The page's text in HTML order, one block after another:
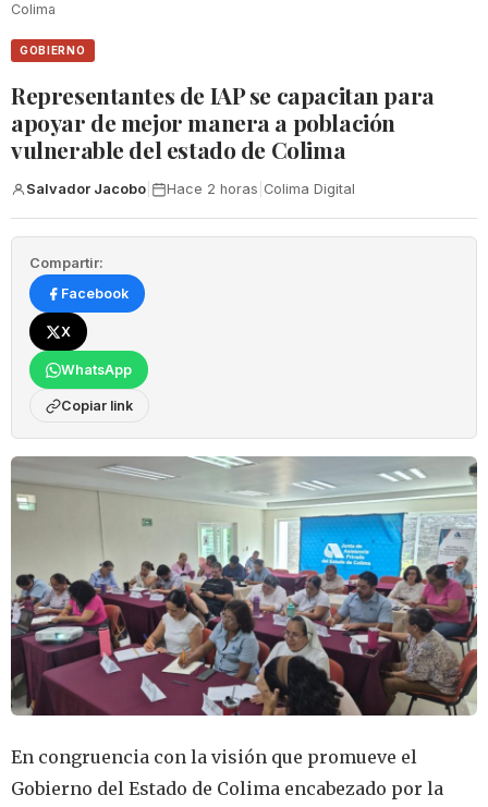
Colima
GOBIERNO
Representantes de IAP se capacitan para
apoyar de mejor manera a población
vulnerable del estado de Colima
Salvador Jacobo Hace 2 horas Colima Digital
Compartir:
Facebook
X
WhatsApp
Copiar link
En congruencia con la visión que promueve el
Gobierno del Estado de Colima encabezado por la